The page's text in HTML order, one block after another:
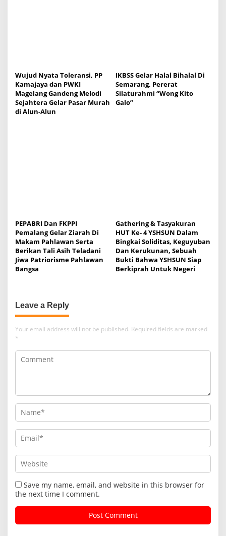
n
Wujud Nyata Toleransi, PP
Kamajaya dan PWKI
Magelang Gandeng Melodi
Sejahtera Gelar Pasar Murah
di Alun-Alun
IKBSS Gelar Halal Bihalal Di
Semarang, Pererat
Silaturahmi “Wong Kito
Galo”
PEPABRI Dan FKPPI
Pemalang Gelar Ziarah Di
Makam Pahlawan Serta
Berikan Tali Asih Teladani
Jiwa Patriorisme Pahlawan
Bangsa
Gathering & Tasyakuran
HUT Ke- 4 YSHSUN Dalam
Bingkai Soliditas, Keguyuban
Dan Kerukunan, Sebuah
Bukti Bahwa YSHSUN Siap
Berkiprah Untuk Negeri
Leave a Reply
Your email address will not be published. Required fields are marked
*
Save my name, email, and website in this browser for
the next time I comment.